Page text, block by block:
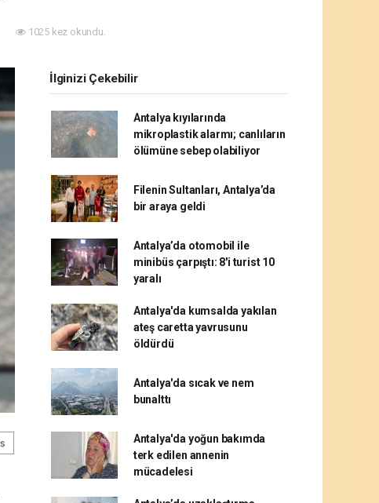
1025 kez okundu.
İlginizi Çekebilir
Antalya kıyılarında
mikroplastik alarmı; canlıların
ölümüne sebep olabiliyor
Filenin Sultanları, Antalya’da
bir araya geldi
Antalya’da otomobil ile
minibüs çarpıştı: 8'i turist 10
yaralı
Antalya'da kumsalda yakılan
ateş caretta yavrusunu
öldürdü
Antalya'da sıcak ve nem
bunalttı
Antalya'da yoğun bakımda
terk edilen annenin
mücadelesi